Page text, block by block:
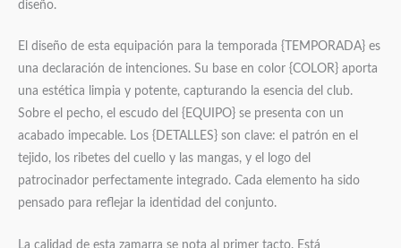
diseño.
El diseño de esta equipación para la temporada {TEMPORADA} es
una declaración de intenciones. Su base en color {COLOR} aporta
una estética limpia y potente, capturando la esencia del club.
Sobre el pecho, el escudo del {EQUIPO} se presenta con un
acabado impecable. Los {DETALLES} son clave: el patrón en el
tejido, los ribetes del cuello y las mangas, y el logo del
patrocinador perfectamente integrado. Cada elemento ha sido
pensado para reflejar la identidad del conjunto.